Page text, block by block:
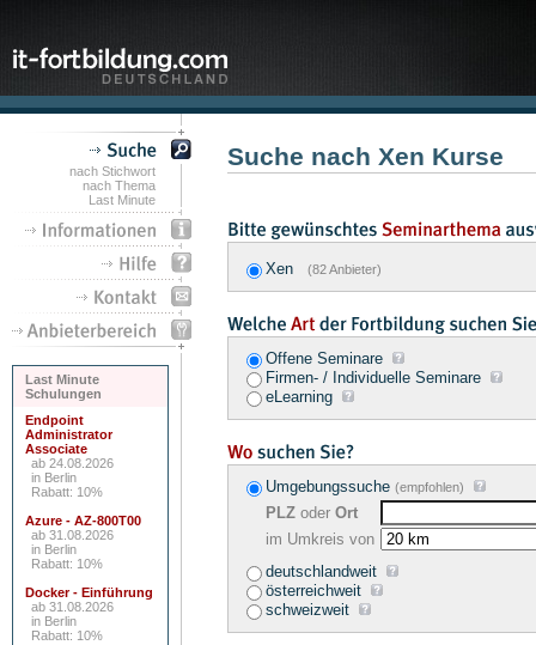
nach Stichwort
nach Thema
Last Minute
Last Minute
Schulungen
Endpoint
Administrator
Associate
ab 24.08.2026
in Berlin
Rabatt: 10%
Azure - AZ-800T00
ab 31.08.2026
in Berlin
Rabatt: 10%
Docker - Einführung
ab 31.08.2026
in Berlin
Rabatt: 10%
Suche nach Xen Kurse
Xen (82 Anbieter)
Offene Seminare
Firmen- / Individuelle Seminare
eLearning
Umgebungssuche (empfohlen)
PLZ oder Ort
im Umkreis von
deutschlandweit
österreichweit
schweizweit